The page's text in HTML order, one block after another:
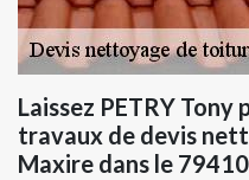
Laissez PETRY Tony
travaux de devis
Maxire dans le